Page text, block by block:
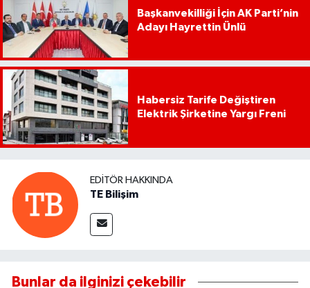
Başkanvekilliği İçin AK Parti’nin
Adayı Hayrettin Ünlü
Habersiz Tarife Değiştiren
Elektrik Şirketine Yargı Freni
EDITÖR HAKKINDA
TE Bilişim
Bunlar da ilginizi çekebilir